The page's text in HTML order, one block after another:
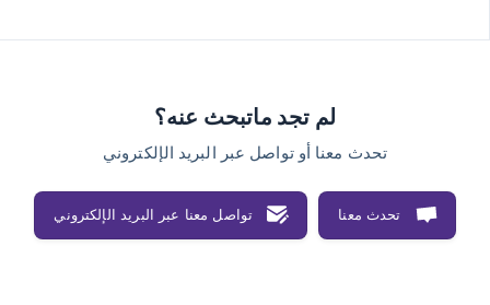
لم تجد ماتبحث عنه؟
تحدث معنا أو تواصل عبر البريد الإلكتروني
تحدث معنا تواصل معنا عبر البريد الإلكتروني